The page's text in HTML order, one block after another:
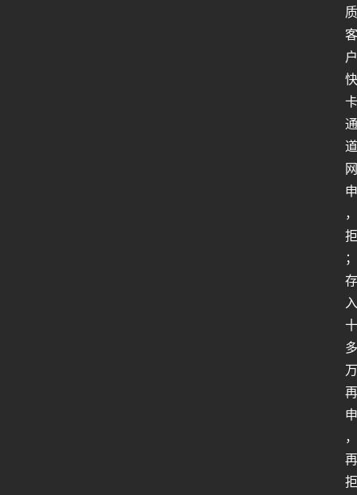
质
客
户
快
卡
通
道
网
申
，
拒
；
存
入
十
多
万
再
申
，
再
拒